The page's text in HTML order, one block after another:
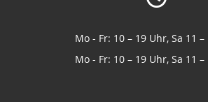
Mo - Fr: 10 – 19 Uhr, Sa 11
Mo - Fr: 10 – 19 Uhr, Sa 11